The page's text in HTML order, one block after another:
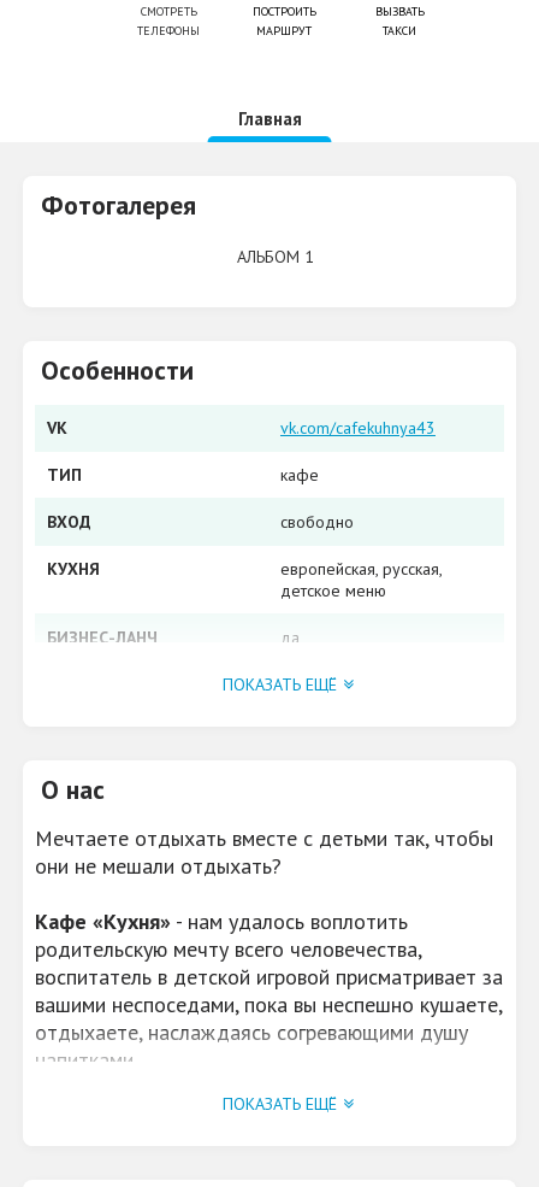
СМОТРЕТЬ
ТЕЛЕФОНЫ
ПОСТРОИТЬ
МАРШРУТ
ВЫЗВАТЬ
ТАКСИ
Главная
Фотогалерея
АЛЬБОМ 1
Особенности
VK vk.com/cafekuhnya43
ТИП кафе
ВХОД свободно
КУХНЯ
европейская​, русская, ​
детское меню
БИЗНЕС-ЛАНЧ да
да
ПАРКОВКА
ПОКАЗАТЬ ЕЩЁ
О нас
Мечтаете отдыхать вместе с детьми так, чтобы
они не мешали отдыхать?
Кафе «Кухня» - нам удалось воплотить
родительскую мечту всего человечества,
воспитатель в детской игровой присматривает за
вашими неспоседами, пока вы неспешно кушаете,
отдыхаете, наслаждаясь согревающими душу
напитками.
Кафе расположено по адресу ул. Молодой
ПОКАЗАТЬ ЕЩЁ